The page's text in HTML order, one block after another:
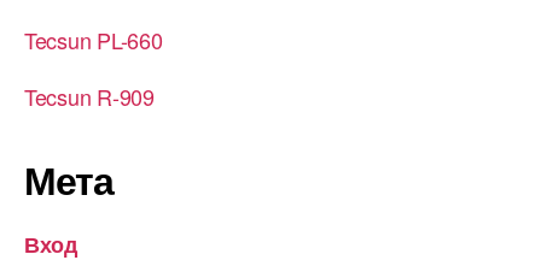
Tecsun PL-660
Tecsun R-909
Мета
Вход